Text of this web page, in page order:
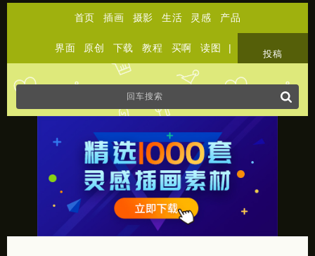
首页 插画 摄影 生活 灵感 产品
界面 原创 下载 教程 买啊 读图 |
投稿